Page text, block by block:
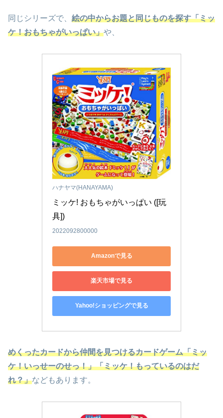
同じシリーズで、 絵の中からお題と同じものを探す「ミッ
ケ！おもちゃがいっぱい」や、
ハナヤマ(HANAYAMA)
ミッケ! おもちゃがいっぱい ([玩
具])
2022092800000
Amazonで見る
楽天市場で見る
Yahoo!ショッピングで見る
めくったカードから仲間を見つけるカードゲーム「ミッ
ケ！いっせーのせっ！」「ミッケ！もっているのはだ
れ？」などもあります。